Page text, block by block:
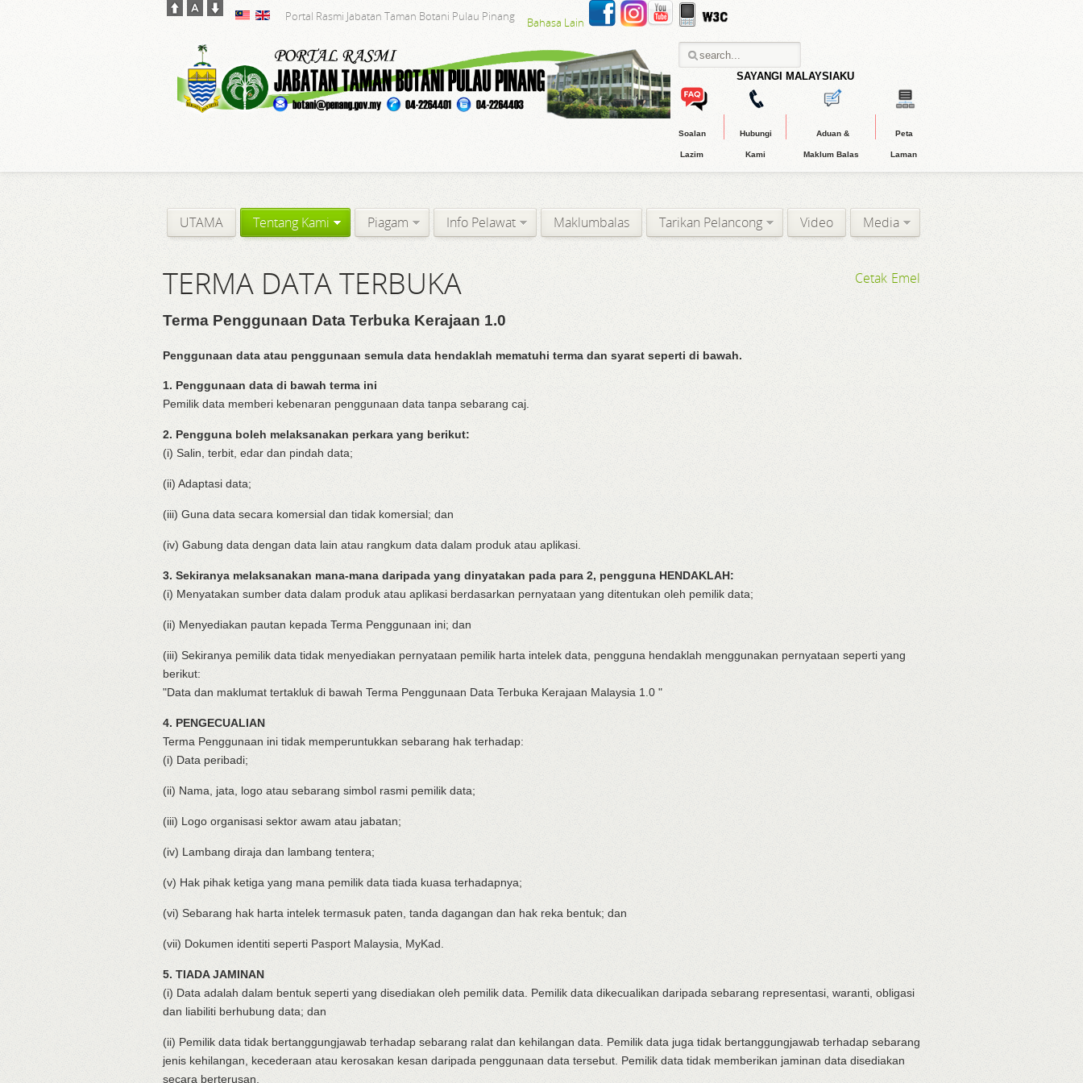
Portal Rasmi Jabatan Taman Botani Pulau Pinang Bahasa Lain
SAYANGI MALAYSIAKU
Soalan
Lazim
Hubungi
Kami
Aduan &
Maklum Balas
Peta
Laman
UTAMA Tentang Kami Piagam Info Pelawat Maklumbalas Tarikan Pelancong Video Media
Emel
Cetak
TERMA DATA TERBUKA
Terma Penggunaan Data Terbuka Kerajaan 1.0
Penggunaan data atau penggunaan semula data hendaklah mematuhi terma dan syarat seperti di bawah.
1. Penggunaan data di bawah terma ini
Pemilik data memberi kebenaran penggunaan data tanpa sebarang caj.
2. Pengguna boleh melaksanakan perkara yang berikut:
(i) Salin, terbit, edar dan pindah data;
(ii) Adaptasi data;
(iii) Guna data secara komersial dan tidak komersial; dan
(iv) Gabung data dengan data lain atau rangkum data dalam produk atau aplikasi.
3. Sekiranya melaksanakan mana-mana daripada yang dinyatakan pada para 2, pengguna HENDAKLAH:
(i) Menyatakan sumber data dalam produk atau aplikasi berdasarkan pernyataan yang ditentukan oleh pemilik data;
(ii) Menyediakan pautan kepada Terma Penggunaan ini; dan
(iii) Sekiranya pemilik data tidak menyediakan pernyataan pemilik harta intelek data, pengguna hendaklah menggunakan pernyataan seperti yang
berikut:
"Data dan maklumat tertakluk di bawah Terma Penggunaan Data Terbuka Kerajaan Malaysia 1.0 "
4. PENGECUALIAN
Terma Penggunaan ini tidak memperuntukkan sebarang hak terhadap:
(i) Data peribadi;
(ii) Nama, jata, logo atau sebarang simbol rasmi pemilik data;
(iii) Logo organisasi sektor awam atau jabatan;
(iv) Lambang diraja dan lambang tentera;
(v) Hak pihak ketiga yang mana pemilik data tiada kuasa terhadapnya;
(vi) Sebarang hak harta intelek termasuk paten, tanda dagangan dan hak reka bentuk; dan
(vii) Dokumen identiti seperti Pasport Malaysia, MyKad.
5. TIADA JAMINAN
(i) Data adalah dalam bentuk seperti yang disediakan oleh pemilik data. Pemilik data dikecualikan daripada sebarang representasi, waranti, obligasi
dan liabiliti berhubung data; dan
(ii) Pemilik data tidak bertanggungjawab terhadap sebarang ralat dan kehilangan data. Pemilik data juga tidak bertanggungjawab terhadap sebarang
jenis kehilangan, kecederaan atau kerosakan kesan daripada penggunaan data tersebut. Pemilik data tidak memberikan jaminan data disediakan
secara berterusan.